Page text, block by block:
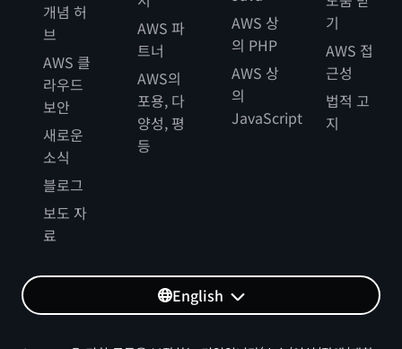
개념 허
브
AWS 클
라우드
보안
새로운
소식
블로그
보도 자
료
AWS 파
트너
AWS의
포용, 다
양성, 평
등
AWS 상
의 PHP
AWS 상
의
JavaScript
기
AWS 접
근성
법적 고
지
English